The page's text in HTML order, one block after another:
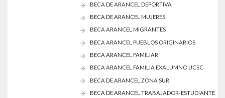
BECA DE ARANCEL DEPORTIVA
BECA DE ARANCEL MUJERES
BECA ARANCEL MIGRANTES
BECA ARANCEL PUEBLOS ORIGINARIOS
BECA ARANCEL FAMILIAR
BECA ARANCEL FAMILIA EXALUMNO UCSC
BECA DE ARANCEL ZONA SUR
BECA DE ARANCEL TRABAJADOR-ESTUDIANTE